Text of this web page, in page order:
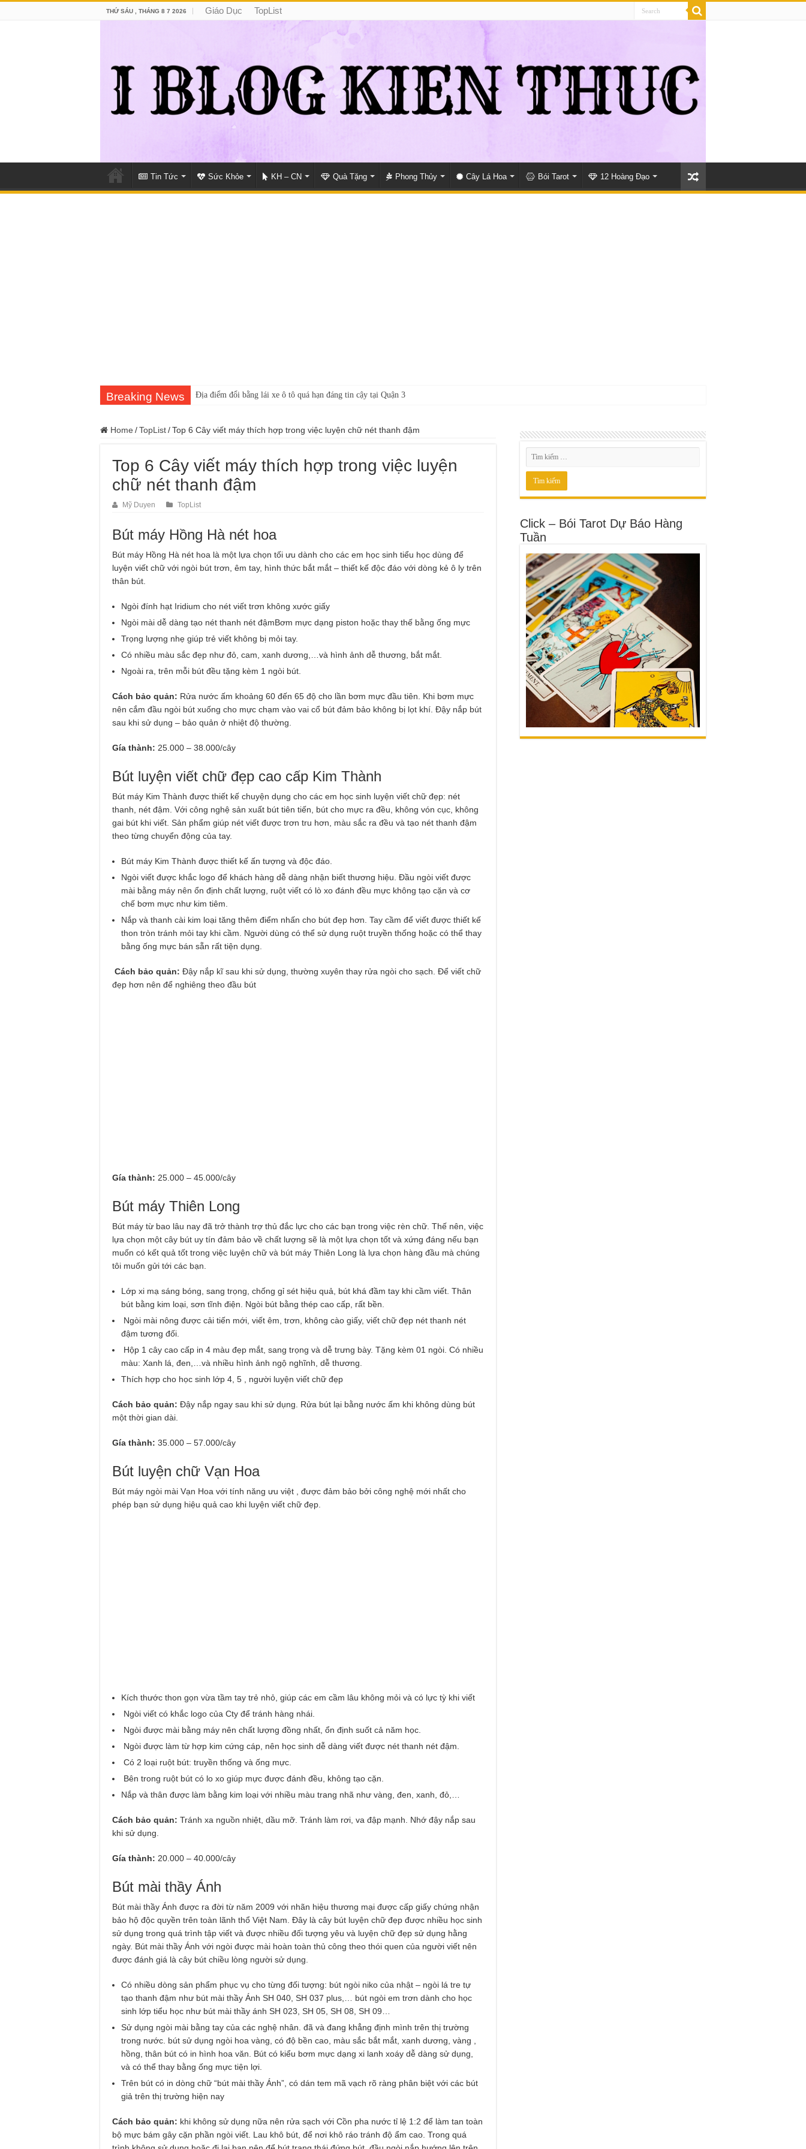
THỨ SÁU , THÁNG 8 7 2026 Giáo Dục TopList
Tin Tức Sức Khỏe KH – CN Quà Tặng Phong Thủy Cây Lá Hoa Bói Tarot 12 Hoàng Đạo
Breaking News Địa điểm đổi bằng lái xe ô tô quá hạn đáng tin cậy tại Quận 3
Home /TopList/Top 6 Cây viết máy thích hợp trong việc luyện chữ nét thanh đậm
Top 6 Cây viết máy thích hợp trong việc luyện
chữ nét thanh đậm
Mỹ Duyen TopList
Bút máy Hồng Hà nét hoa
Bút máy Hồng Hà nét hoa là một lựa chọn tối ưu dành cho các em học sinh tiểu học dùng để
luyện viết chữ với ngòi bút trơn, êm tay, hình thức bắt mắt – thiết kế độc đáo với dòng kẻ ô ly trên
thân bút.
Ngòi đính hạt Iridium cho nét viết trơn không xước giấy
Ngòi mài dễ dàng tạo nét thanh nét đậmBơm mực dạng piston hoặc thay thế bằng ống mực
Trọng lượng nhẹ giúp trẻ viết không bị mỏi tay.
Có nhiều màu sắc đẹp như đỏ, cam, xanh dương,…và hình ảnh dễ thương, bắt mắt.
Ngoài ra, trên mỗi bút đều tặng kèm 1 ngòi bút.
Cách bảo quản: Rửa nước ấm khoảng 60 đến 65 độ cho lần bơm mực đầu tiên. Khi bơm mực
nên cắm đầu ngòi bút xuống cho mực chạm vào vai cổ bút đảm bảo không bị lọt khí. Đậy nắp bút
sau khi sử dụng – bảo quản ở nhiệt độ thường.
Gía thành: 25.000 – 38.000/cây
Bút luyện viết chữ đẹp cao cấp Kim Thành
Bút máy Kim Thành được thiết kế chuyện dụng cho các em học sinh luyện viết chữ đẹp: nét
thanh, nét đậm. Với công nghệ sản xuất bút tiên tiến, bút cho mực ra đều, không vón cục, không
gai bút khi viết. Sản phẩm giúp nét viết được trơn tru hơn, màu sắc ra đều và tạo nét thanh đậm
theo từng chuyển động của tay.
Bút máy Kim Thành được thiết kế ấn tượng và độc đáo.
Ngòi viết được khắc logo để khách hàng dễ dàng nhận biết thương hiệu. Đầu ngòi viết được
mài bằng máy nên ổn định chất lượng, ruột viết có lò xo đánh đều mực không tạo cặn và cơ
chế bơm mực như kim tiêm.
Nắp và thanh cài kim loại tăng thêm điểm nhấn cho bút đẹp hơn. Tay cầm để viết được thiết kế
thon tròn tránh mỏi tay khi cầm. Người dùng có thể sử dụng ruột truyền thống hoặc có thể thay
bằng ống mực bán sẵn rất tiện dụng.
Cách bảo quản: Đậy nắp kĩ sau khi sử dụng, thường xuyên thay rửa ngòi cho sạch. Để viết chữ
đẹp hơn nên để nghiêng theo đầu bút
Gía thành: 25.000 – 45.000/cây
Bút máy Thiên Long
Bút máy từ bao lâu nay đã trở thành trợ thủ đắc lực cho các bạn trong việc rèn chữ. Thế nên, việc
lựa chọn một cây bút uy tín đảm bảo về chất lượng sẽ là một lựa chọn tốt và xứng đáng nếu bạn
muốn có kết quả tốt trong việc luyện chữ và bút máy Thiên Long là lựa chọn hàng đầu mà chúng
tôi muốn gửi tới các bạn.
Lớp xi mạ sáng bóng, sang trọng, chống gỉ sét hiệu quả, bút khá đầm tay khi cầm viết. Thân
bút bằng kim loại, sơn tĩnh điện. Ngòi bút bằng thép cao cấp, rất bền.
Ngòi mài nông được cải tiến mới, viết êm, trơn, không cào giấy, viết chữ đẹp nét thanh nét
đậm tương đối.
Hộp 1 cây cao cấp in 4 màu đẹp mắt, sang trọng và dễ trưng bày. Tặng kèm 01 ngòi. Có nhiều
màu: Xanh lá, đen,…và nhiều hình ảnh ngộ nghĩnh, dễ thương.
Thích hợp cho học sinh lớp 4, 5 , người luyện viết chữ đẹp
Cách bảo quản: Đậy nắp ngay sau khi sử dụng. Rửa bút lại bằng nước ấm khi không dùng bút
một thời gian dài.
Gía thành: 35.000 – 57.000/cây
Bút luyện chữ Vạn Hoa
Bút máy ngòi mài Vạn Hoa với tính năng ưu việt , được đảm bảo bởi công nghệ mới nhất cho
phép bạn sử dụng hiệu quả cao khi luyện viết chữ đẹp.
Kích thước thon gọn vừa tầm tay trẻ nhỏ, giúp các em cầm lâu không mỏi và có lực tỳ khi viết
Ngòi viết có khắc logo của Cty để tránh hàng nhái.
Ngòi được mài bằng máy nên chất lượng đồng nhất, ổn định suốt cả năm học.
Ngòi được làm từ hợp kim cứng cáp, nên học sinh dễ dàng viết được nét thanh nét đậm.
Có 2 loại ruột bút: truyền thống và ống mực.
Bên trong ruột bút có lo xo giúp mực được đánh đều, không tạo cặn.
Nắp và thân được làm bằng kim loại với nhiều màu trang nhã như vàng, đen, xanh, đỏ,…
Cách bảo quản: Tránh xa nguồn nhiệt, dầu mỡ. Tránh làm rơi, va đập mạnh. Nhớ đậy nắp sau
khi sử dụng.
Gía thành: 20.000 – 40.000/cây
Bút mài thầy Ánh
Bút mài thầy Ánh được ra đời từ năm 2009 với nhãn hiệu thương mại được cấp giấy chứng nhận
bảo hộ độc quyền trên toàn lãnh thổ Việt Nam. Đây là cây bút luyện chữ đẹp được nhiều học sinh
sử dụng trong quá trình tập viết và được nhiều đối tượng yêu và luyện chữ đẹp sử dụng hằng
ngày. Bút mài thầy Ánh với ngòi được mài hoàn toàn thủ công theo thói quen của người viết nên
được đánh giá là cây bút chiều lòng người sử dụng.
Có nhiều dòng sản phẩm phục vụ cho từng đối tượng: bút ngòi niko của nhật – ngòi lá tre tự
tạo thanh đậm như bút mài thầy Ánh SH 040, SH 037 plus,… bút ngòi em trơn dành cho học
sinh lớp tiểu học như bút mài thầy ánh SH 023, SH 05, SH 08, SH 09…
Sử dụng ngòi mài bằng tay của các nghệ nhân. đã và đang khẳng định mình trên thị trường
trong nước. bút sử dụng ngòi hoa vàng, có độ bền cao, màu sắc bắt mắt, xanh dương, vàng ,
hồng, thân bút có in hình hoa văn. Bút có kiểu bơm mực dạng xi lanh xoáy dễ dàng sử dụng,
và có thể thay bằng ống mực tiện lợi.
Trên bút có in dòng chữ “bút mài thầy Ánh”, có dán tem mã vạch rõ ràng phân biệt với các bút
giả trên thị trường hiện nay
Cách bảo quản: khi không sử dụng nữa nên rửa sạch với Cồn pha nước tỉ lệ 1:2 để làm tan toàn
bộ mực bám gây cặn phần ngòi viết. Lau khô bút, để nơi khô ráo tránh độ ẩm cao. Trong quá
Click – Bói Tarot Dự Báo Hàng
Tuần